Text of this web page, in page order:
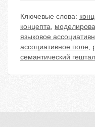
Ключевые слова:
концепта,
языковое
ассоциативное поле,
семантический